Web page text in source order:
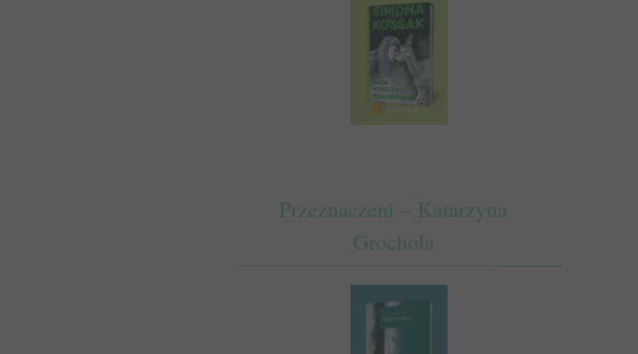
Przeznaczeni – Katarzyna
Grochola